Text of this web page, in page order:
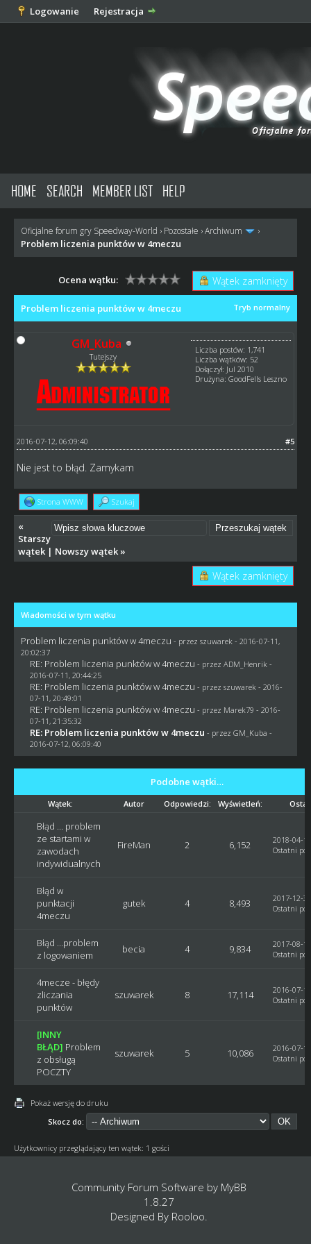
Logowanie Rejestracja
HOME SEARCH MEMBER LIST HELP
Oficjalne forum gry Speedway-World › Pozostałe ›Archiwum ›
Problem liczenia punktów w 4meczu
Wątek zamknięty
Ocena wątku:
Tryb normalny
Problem liczenia punktów w 4meczu
GM_Kuba
Tutejszy
Liczba postów: 1,741
Liczba wątków: 52
Dołączył: Jul 2010
Drużyna: GoodFells Leszno
#5
2016-07-12, 06:09:40
Nie jest to błąd. Zamykam
Strona WWW Szukaj
«
Starszy
wątek| Nowszy wątek»
Wątek zamknięty
Wiadomości w tym wątku
Problem liczenia punktów w 4meczu - przez szuwarek - 2016-07-11,
20:02:37
RE: Problem liczenia punktów w 4meczu - przez ADM_Henrik -
2016-07-11, 20:44:25
RE: Problem liczenia punktów w 4meczu - przez szuwarek - 2016-
07-11, 20:49:01
RE: Problem liczenia punktów w 4meczu - przez Marek79 - 2016-
07-11, 21:35:32
RE: Problem liczenia punktów w 4meczu - przez GM_Kuba -
2016-07-12, 06:09:40
Podobne wątki…
Wątek: Autor Odpowiedzi: Wyświetleń:
Błąd ... problem
ze startami w
zawodach
indywidualnych
FireMan 2 6,152
2018-04-
Ostatni
Błąd w
punktacji
4meczu
gutek 4 8,493
2017-12-
Ostatni
Błąd ...problem
z logowaniem
becia 4 9,834
2017-08-
Ostatni
4mecze - błędy
zliczania
punktów
szuwarek 8 17,114
2016-07-
Ostatni
[INNY
BŁĄD] Problem
z obsługą
POCZTY
szuwarek 5 10,086
2016-07-
Ostatni
Pokaż wersję do druku
Skocz do:
Użytkownicy przeglądający ten wątek: 1 gości
Community Forum Software by MyBB
1.8.27
Designed By Rooloo